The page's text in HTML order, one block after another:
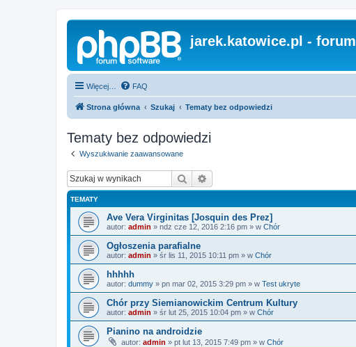
jarek.katowice.pl - forum
Więcej… FAQ
Strona główna Szukaj Tematy bez odpowiedzi
Tematy bez odpowiedzi
Wyszukiwanie zaawansowane
Szukaj
TEMATY
Ave Vera Virginitas [Josquin des Prez]
autor: admin » ndz cze 12, 2016 2:16 pm » w Chór
Ogłoszenia parafialne
autor: admin » śr lis 11, 2015 10:11 pm » w Chór
hhhhh
autor: dummy » pn mar 02, 2015 3:29 pm » w Test ukryte
Chór przy Siemianowickim Centrum Kultury
autor: admin » śr lut 25, 2015 10:04 pm » w Chór
Pianino na androidzie
autor: admin » pt lut 13, 2015 7:49 pm » w Chór